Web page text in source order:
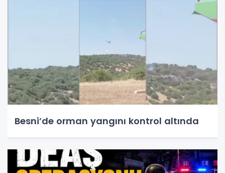
Besni’de orman yangını kontrol altında